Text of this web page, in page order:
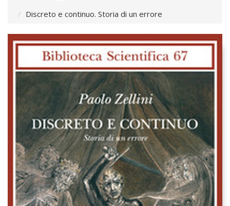
Discreto e continuo. Storia di un errore